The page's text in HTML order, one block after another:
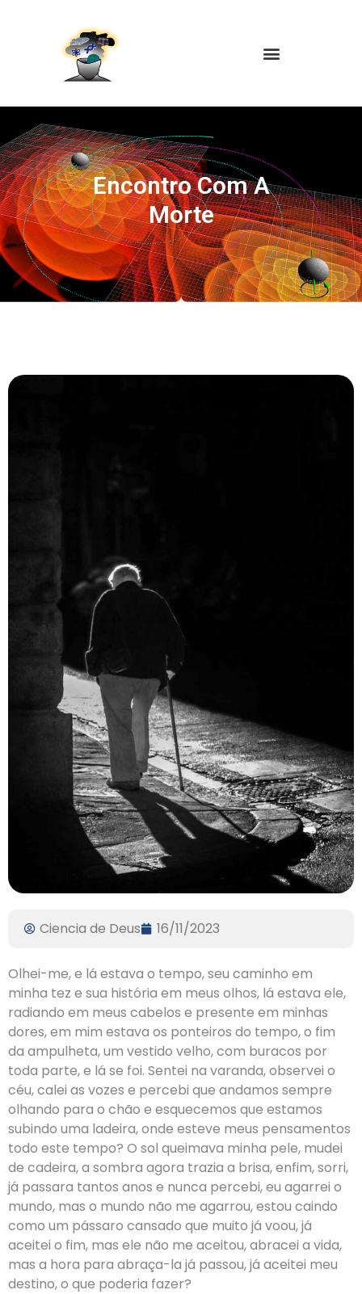
Encontro Com A
Morte
Ciencia de Deus 16/11/2023
Olhei-me, e lá estava o tempo, seu caminho em
minha tez e sua história em meus olhos, lá estava ele,
radiando em meus cabelos e presente em minhas
dores, em mim estava os ponteiros do tempo, o fim
da ampulheta, um vestido velho, com buracos por
toda parte, e lá se foi. Sentei na varanda, observei o
céu, calei as vozes e percebi que andamos sempre
olhando para o chão e esquecemos que estamos
subindo uma ladeira, onde esteve meus pensamentos
todo este tempo? O sol queimava minha pele, mudei
de cadeira, a sombra agora trazia a brisa, enfim, sorri,
já passara tantos anos e nunca percebi, eu agarrei o
mundo, mas o mundo não me agarrou, estou caindo
como um pássaro cansado que muito já voou, já
aceitei o fim, mas ele não me aceitou, abracei a vida,
mas a hora para abraça-la já passou, já aceitei meu
destino, o que poderia fazer?